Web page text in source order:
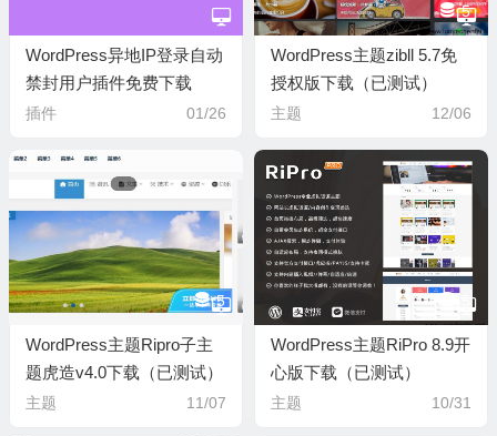
WordPress异地IP登录自动
禁封用户插件免费下载
插件 01/26
WordPress主题zibll 5.7免
授权版下载（已测试）
主题
5
12/06
WordPress主题Ripro子主
题虎造v4.0下载（已测试）
主题
5
11/07
WordPress主题RiPro 8.9开
心版下载（已测试）
主题 10/31